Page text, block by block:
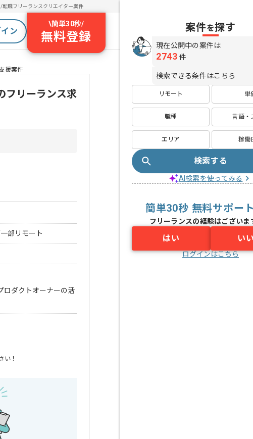
/転職フリーランスクリエイター案件
ン
\簡単30秒/
無料登録
援案件
フリーランス求
部リモート
ロダクトオーナーの活
い！
案件を探す
現在公開中の案件は
2743 件
検索できる条件はこちら
リモート 単
職種 言語・
エリア 稼働
検索する
AI検索を使ってみる
簡単30秒 無料サポー
フリーランスの経験はございま
はい い
ログインはこちら